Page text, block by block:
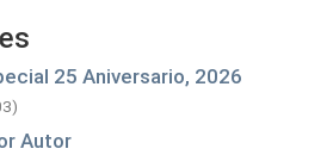
25 Aniversario, 2026
)
Autor